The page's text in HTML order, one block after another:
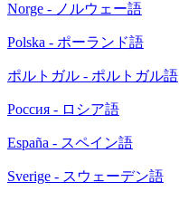
Norge - ノルウェー語
Polska - ポーランド語
ポルトガル - ポルトガル語
Россия - ロシア語
España - スペイン語
Sverige - スウェーデン語